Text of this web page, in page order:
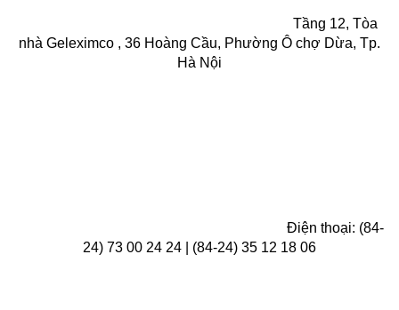
Tầng 12, Tòa
nhà Geleximco , 36 Hoàng Cầu, Phường Ô chợ Dừa, Tp.
Hà Nội
Điện thoại: (84-
24) 73 00 24 24 | (84-24) 35 12 18 06